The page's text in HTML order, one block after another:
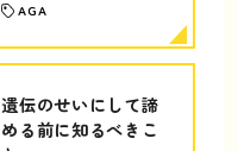
AGA
遺伝のせいにして諦
める前に知るべきこ